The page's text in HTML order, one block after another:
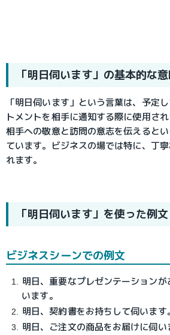
「明日伺います」の基本的な
「明日伺います」という言葉は、予定
トメントを相手に通知する際に使用され
相手への敬意と訪問の意志を伝えると
ています。ビジネスの場では特に、丁
れます。
「明日伺います」を使った例文
ビジネスシーンでの例文
明日、重要なプレゼンテーション
います。
明日、契約書をお持ちして伺います。
明日、ご注文の商品をお届けに伺い